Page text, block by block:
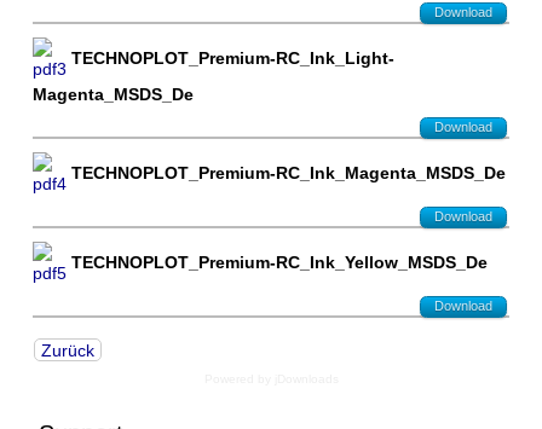
Download
TECHNOPLOT_Premium-RC_Ink_Light-
Magenta_MSDS_De
Download
TECHNOPLOT_Premium-RC_Ink_Magenta_MSDS_De
Download
TECHNOPLOT_Premium-RC_Ink_Yellow_MSDS_De
Download
Zurück